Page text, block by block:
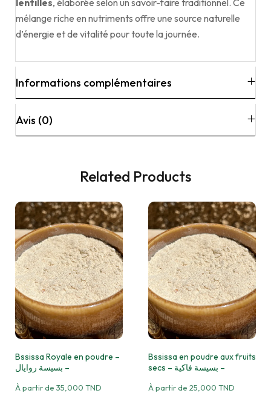
mélange riche en nutriments offre une source naturelle
d’énergie et de vitalité pour toute la journée.
Informations complémentaires
Avis (0)
Related Products
Bssissa Royale en poudre –
بسيسة روايال –
À partir de 35,000 TND
Bssissa en poudre aux fruits
secs – بسيسة فاكية –
À partir de 25,000 TND